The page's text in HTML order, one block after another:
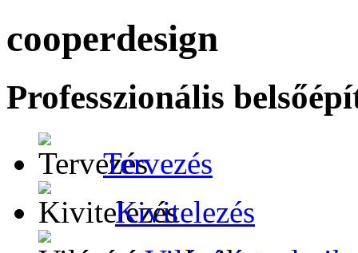
cooperdesign
Professzionális
Tervezés
Kivitelezés